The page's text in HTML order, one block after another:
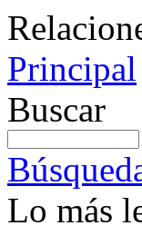
Principal
Buscar
Lo más